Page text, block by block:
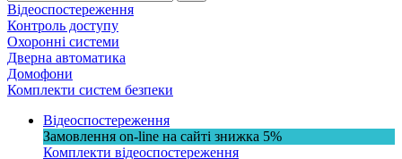
Відеоспостереження
Контроль доступу
Охоронні системи
Дверна автоматика
Домофони
Комплекти систем безпеки
Відеоспостереження
Замовлення on-line на сайті знижка 5%
Комплекти відеоспостереження